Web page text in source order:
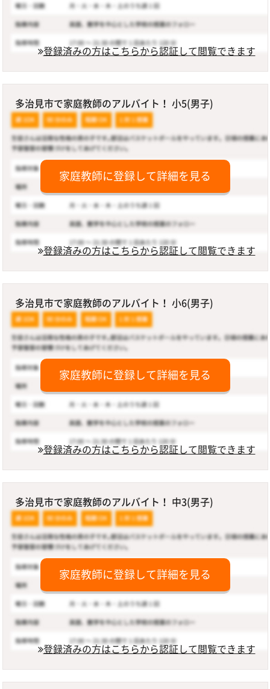
登録済みの方はこちらから認証して閲覧できます
多治見市で家庭教師のアルバイト！ 小5(男子)
家庭教師に登録して詳細を見る
登録済みの方はこちらから認証して閲覧できます
多治見市で家庭教師のアルバイト！ 小6(男子)
家庭教師に登録して詳細を見る
登録済みの方はこちらから認証して閲覧できます
多治見市で家庭教師のアルバイト！ 中3(男子)
家庭教師に登録して詳細を見る
登録済みの方はこちらから認証して閲覧できます